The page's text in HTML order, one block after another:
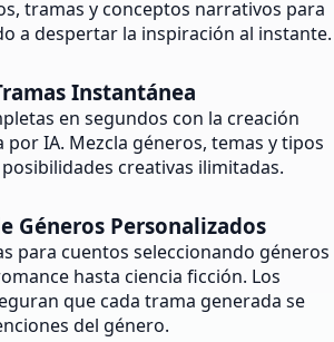
tramas y conceptos narrativos para
a despertar la inspiración al instante.
Instantánea
en segundos con la creación
IA. Mezcla géneros, temas y tipos
creativas ilimitadas.
Géneros Personalizados
para cuentos seleccionando géneros
hasta ciencia ficción. Los
que cada trama generada se
del género.